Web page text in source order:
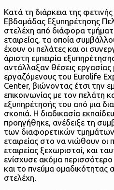
Κατά τη διάρκεια της
Εβδομάδας Εξυπηρέτησης
στελέχη από διάφορα
εταιρείας, τα οποία
έχουν οι πελάτες και οι
άριστη εμπειρία
αντάλλαξαν θέσεις εργασίας
εργαζόμενους του Eurolife
Center, βιώνοντας έτσι την
επικοινωνίας με τον πελάτη
εξυπηρέτησής του από μια
σκοπιά. H διαδικασία
προηγήθηκε, ανέδειξε τη
των διαφορετικών
εταιρείας στο να νιώθουν οι
εταιρείας ξεχωριστοί, και
ενίσχυσε ακόμα περισσότερο
και το πνεύμα ομαδικότητας
στελέχη.